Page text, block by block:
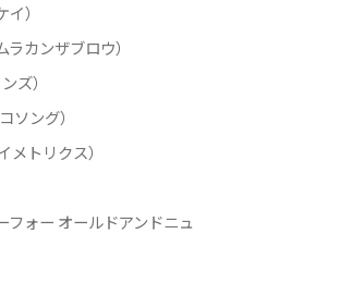
）
カンザブロウ）
ズ）
ソング）
メトリクス）
フォー オールドアンドニュ